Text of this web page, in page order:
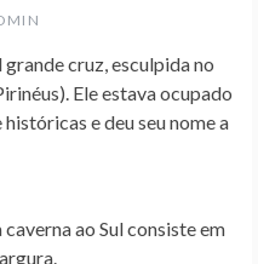
grande cruz, esculpida no
Ele estava ocupado
e deu seu nome a
ao Sul consiste em